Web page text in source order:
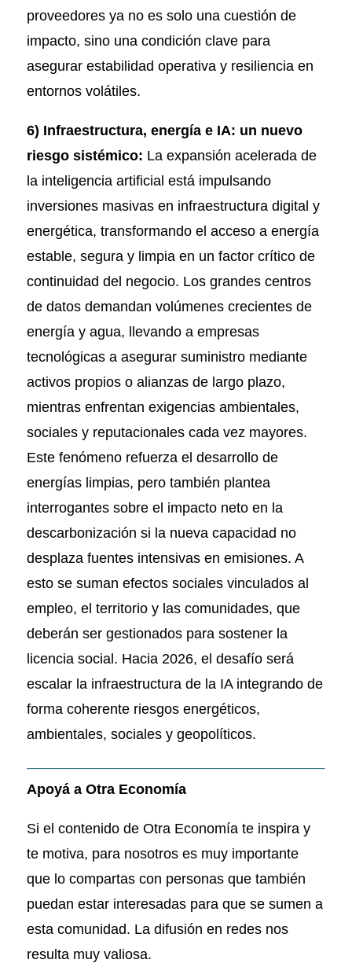
proveedores ya no es solo una cuestión de
impacto, sino una condición clave para
asegurar estabilidad operativa y resiliencia en
entornos volátiles.
6) Infraestructura, energía e IA: un nuevo
riesgo sistémico: La expansión acelerada de
la inteligencia artificial está impulsando
inversiones masivas en infraestructura digital y
energética, transformando el acceso a energía
estable, segura y limpia en un factor crítico de
continuidad del negocio. Los grandes centros
de datos demandan volúmenes crecientes de
energía y agua, llevando a empresas
tecnológicas a asegurar suministro mediante
activos propios o alianzas de largo plazo,
mientras enfrentan exigencias ambientales,
sociales y reputacionales cada vez mayores.
Este fenómeno refuerza el desarrollo de
energías limpias, pero también plantea
interrogantes sobre el impacto neto en la
descarbonización si la nueva capacidad no
desplaza fuentes intensivas en emisiones. A
esto se suman efectos sociales vinculados al
empleo, el territorio y las comunidades, que
deberán ser gestionados para sostener la
licencia social. Hacia 2026, el desafío será
escalar la infraestructura de la IA integrando de
forma coherente riesgos energéticos,
ambientales, sociales y geopolíticos.
Apoyá a Otra Economía
Si el contenido de Otra Economía te inspira y
te motiva, para nosotros es muy importante
que lo compartas con personas que también
puedan estar interesadas para que se sumen a
esta comunidad. La difusión en redes nos
resulta muy valiosa.